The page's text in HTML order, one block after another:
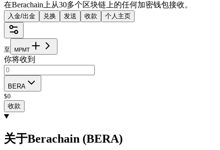
在Berachain上从30多个区块链上的任何加密钱包接收。
入金/出金 兑换 发送 收款 个人主页
至 MPMT
你将收到
BERA
$0
收款
关于Berachain (BERA)